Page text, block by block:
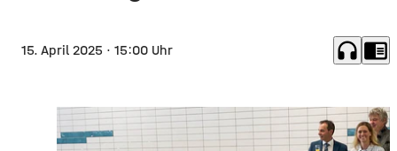
15. April 2025 · 15:00 Uhr headphones chrome_reader_mode